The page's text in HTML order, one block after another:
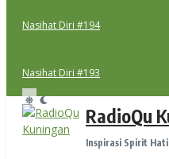
Nasihat Diri #194
Nasihat Diri #193
RadioQu
Inspirasi Spirit Hati